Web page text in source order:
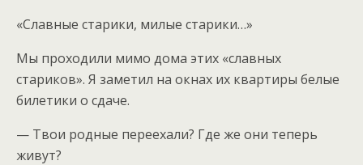
«Славные старики, милые старики…»
Мы проходили мимо дома этих «славных
стариков». Я заметил на окнах их квартиры белые
билетики о сдаче.
— Твои родные переехали? Где же они теперь
живут?